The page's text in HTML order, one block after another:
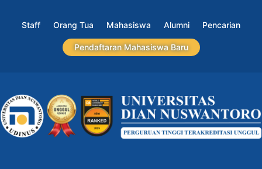
Staff Orang Tua Mahasiswa Alumni Pencarian
Pendaftaran Mahasiswa Baru